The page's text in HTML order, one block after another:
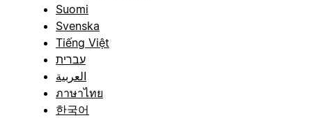
Suomi
Svenska
Tiếng Việt
עברית
العربية
ภาษาไทย
한국어